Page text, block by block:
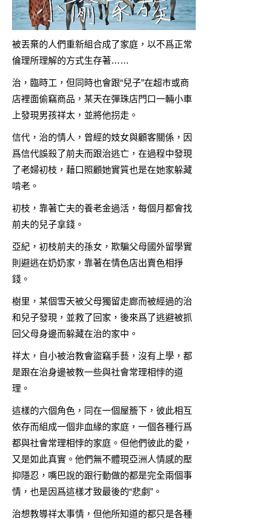
被丟棄的人們重新組合成了家庭，以不爲正常
倫理所理解的方式生存著……
治，臨時工，但同時也會跟“兒子”在超市或商
店裡面偷竊商品，某天在彈珠店門口一輛小車
上發現男孩祥太，並將他拐走。
信代，治的情人，曾經的妓女與顧客關係，因
爲信代誤殺了前夫而跟治逃亡，在過程中發現
了老婦初枝，藉口照顧她實質也是在她家躲藏
啃老。
初枝，靠著亡夫的養老金過活，每個月都會找
前夫的兒子拿錢。
亞紀，初枝前夫的孫女，欺騙父母國外留學實
則避逃在奶奶家，靠著在情色店出賣色相掙
錢。
樹里，某個雪天被父母獨留走廊而被經過的治
和兒子發現，並救了回家，後來爲了逃避被抓
回父母身邊而躲藏在治的家中。
祥太，自小被治教會盜竊手藝，沒有上學，都
是跟在治身邊被教一些與社會常理相悖的道
理。
這樣的六個角色，同在一個屋簷下，彼此相互
依存而組成一個非血緣的家庭，一個各種行爲
都與社會常理相悖的家庭。但他們彼此的愛，
又是如此真實。他們無不體現亞洲人情感的壓
抑隱忍，嘴巴說的跟行動做的都是完全兩個事
情，也是因爲這樣才致最後的“悲劇”。
治想教導祥太事情，但他所知道的都只是各種